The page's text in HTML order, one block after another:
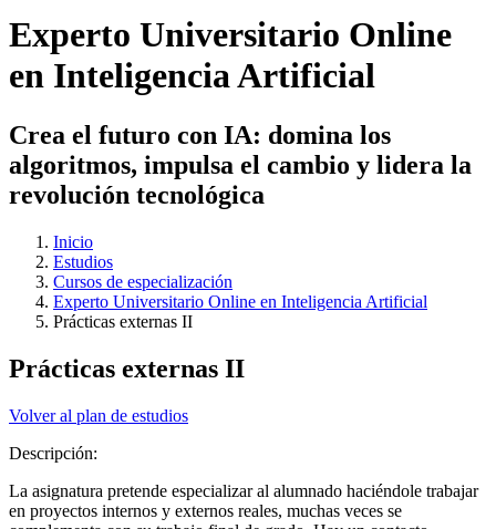
Experto Universitario Online
en Inteligencia Artificial
Crea el futuro con IA: domina los
algoritmos, impulsa el cambio y lidera la
revolución tecnológica
Inicio
Estudios
Cursos de especialización
Experto Universitario Online en Inteligencia Artificial
Prácticas externas II
Prácticas externas II
Volver al plan de estudios
Descripción:
La asignatura pretende especializar al alumnado haciéndole trabajar
en proyectos internos y externos reales, muchas veces se